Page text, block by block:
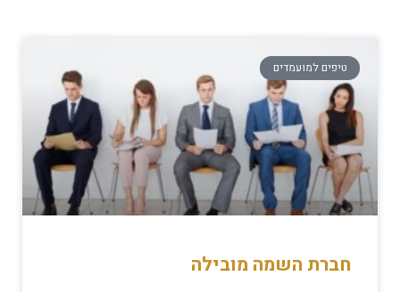
טיפים למועמדים
חברת השמה מובילה